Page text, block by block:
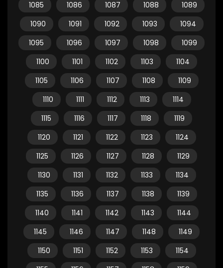
1085
1086 1087 1088
1089
1090
1091 1092 1093
1094
1095
1096 1097 1098
1099
1100
1101 1102 1103
1104
1105
1106 1107 1108
1109
1110
1111 1112 1113
1114
1115
1116 1117 1118
1119
1120
1121 1122 1123
1124
1125
1126 1127 1128
1129
1130
1131 1132 1133
1134
1135
1136 1137 1138
1139
1140
1141 1142 1143
1144
1145
1146 1147 1148
1149
1150
1151 1152 1153
1154